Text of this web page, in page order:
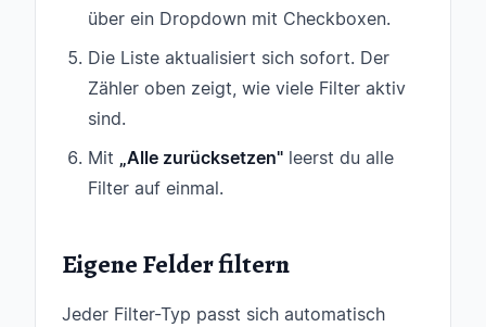
über ein Dropdown mit Checkboxen.
Die Liste aktualisiert sich sofort. Der
Zähler oben zeigt, wie viele Filter aktiv
sind.
Mit „Alle zurücksetzen" leerst du alle
Filter auf einmal.
Eigene Felder filtern
Jeder Filter-Typ passt sich automatisch